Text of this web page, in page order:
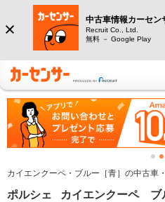
中古車情報カーセン
Recruit Co., Ltd.
無料 － Google Play
カイエンクーペ・ブルー［青］の中古車
ポルシェ カイエンクーペ ブ